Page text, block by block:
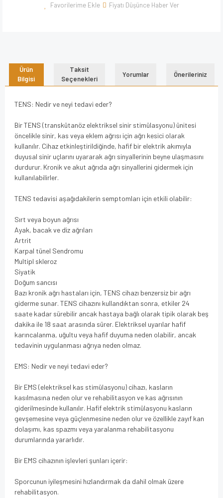
Fiyatı Düşünce Haber Ver
Ürün
Bilgisi
Taksit
Seçenekleri
Yorumlar Önerileriniz
TENS: Nedir ve neyi tedavi eder?
Bir TENS (transkütanöz elektriksel sinir stimülasyonu) ünitesi
öncelikle sinir, kas veya eklem ağrısı için ağrı kesici olarak
kullanılır. Cihaz etkinleştirildiğinde, hafif bir elektrik akımıyla
duyusal sinir uçlarını uyararak ağrı sinyallerinin beyne ulaşmasını
durdurur. Kronik ve akut ağrıda ağrı sinyallerini gidermek için
kullanılabilirler.
TENS tedavisi aşağıdakilerin semptomları için etkili olabilir:
Sırt veya boyun ağrısı
Ayak, bacak ve diz ağrıları
Artrit
Karpal tünel Sendromu
Multipl skleroz
Siyatik
Doğum sancısı
Bazı kronik ağrı hastaları için, TENS cihazı benzersiz bir ağrı
giderme sunar. TENS cihazını kullandıktan sonra, etkiler 24
saate kadar sürebilir ancak hastaya bağlı olarak tipik olarak beş
dakika ile 18 saat arasında sürer. Elektriksel uyarılar hafif
karıncalanma, uğultu veya hafif duyuma neden olabilir, ancak
tedavinin uygulanması ağrıya neden olmaz.
EMS: Nedir ve neyi tedavi eder?
Bir EMS (elektriksel kas stimülasyonu) cihazı, kasların
kasılmasına neden olur ve rehabilitasyon ve kas ağrısının
giderilmesinde kullanılır. Hafif elektrik stimülasyonu kasların
gevşemesine veya güçlenmesine neden olur ve özellikle zayıf kan
dolaşımı, kas spazmı veya yaralanma rehabilitasyonu
durumlarında yararlıdır.
Bir EMS cihazının işlevleri şunları içerir:
Sporcunun iyileşmesini hızlandırmak da dahil olmak üzere
rehabilitasyon.